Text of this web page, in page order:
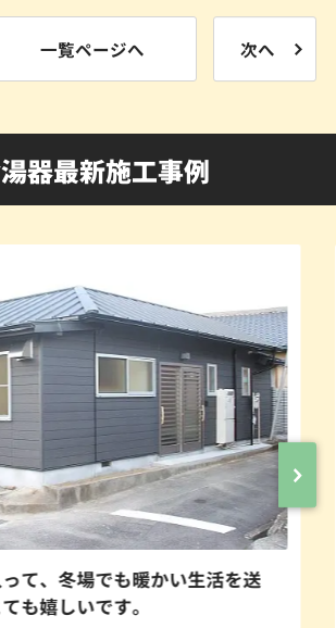
一覧ページへ 次へ
器最新施工事例
て、冬場でも暖かい生活を送
も嬉しいです。